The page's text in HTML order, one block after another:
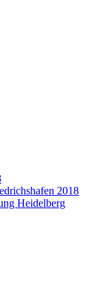
2018
Heidelberg